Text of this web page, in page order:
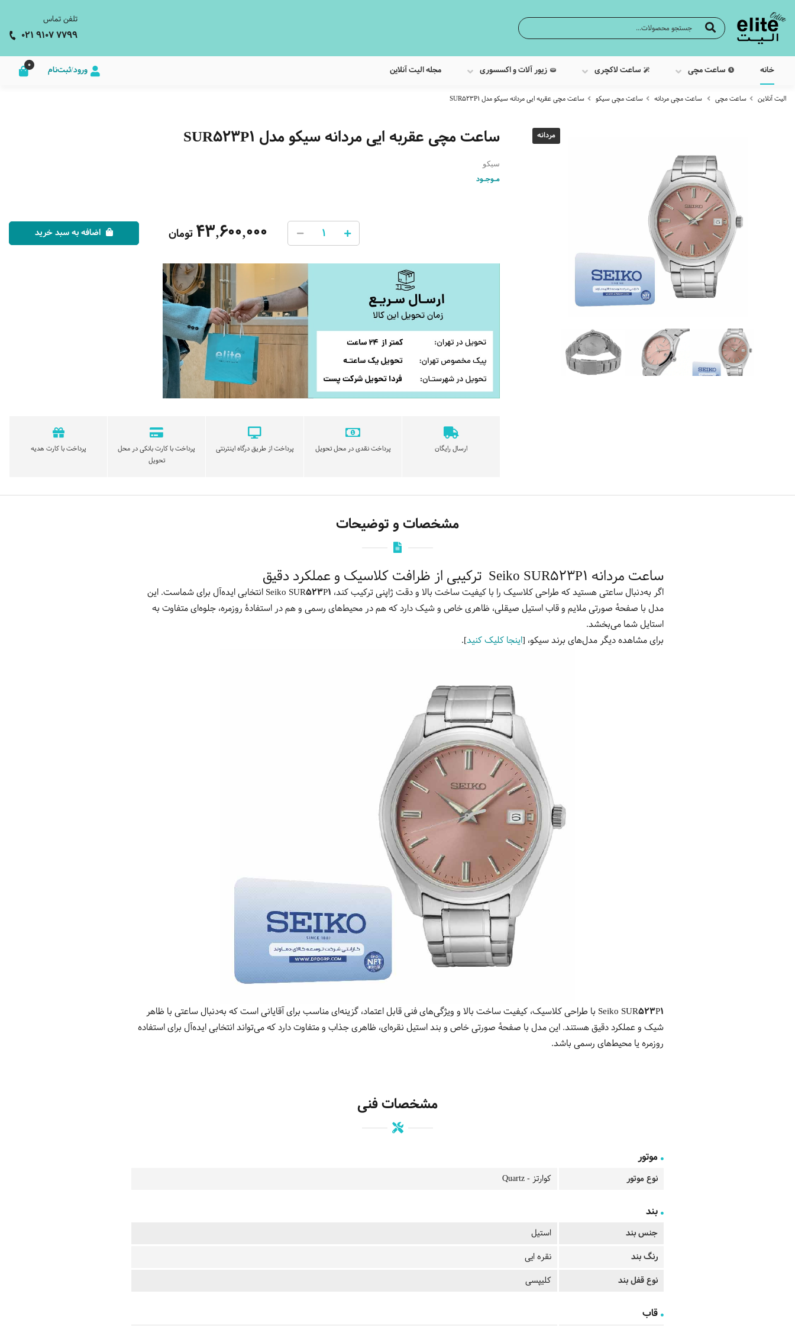
تلفن تماس
021 9107 7799
خانه ساعت مچی ساعت لاکچری زیور آلات و اکسسوری مجله الیت آنلاین ورود/ثبت‌نام 0
الیت آنلاین ساعت مچی ساعت مچی مردانه ساعت مچی سیکو ساعت مچی عقربه ایی مردانه سیکو مدل SUR523P1
مردانه ساعت مچی عقربه ایی مردانه سیکو مدل SUR523P1
سیکو
مـوجـود
43,600,000تومان اضافه به سبد خرید
ارسال رایگان پرداخت نقدی در محل تحویل پرداخت از طریق درگاه اینترنتی
پرداخت با کارت بانکی در محل
تحویل
پرداخت با کارت هدیه
مشخصات و توضیحات
ساعت مردانه Seiko SUR523P1 ‌ ترکیبی از ظرافت کلاسیک و عملکرد دقیق
اگر به‌دنبال ساعتی هستید که طراحی کلاسیک را با کیفیت ساخت بالا و دقت ژاپنی ترکیب کند، Seiko SUR523P1 انتخابی ایده‌آل برای شماست. این
مدل با صفحهٔ صورتی ملایم و قاب استیل صیقلی، ظاهری خاص و شیک دارد که هم در محیط‌های رسمی و هم در استفادهٔ روزمره، جلوه‌ای متفاوت به
استایل شما می‌بخشد.
برای مشاهده دیگر مدل‌های برند سیکو، [اینجا کلیک کنید].
Seiko SUR523P1 با طراحی کلاسیک، کیفیت ساخت بالا و ویژگی‌های فنی قابل اعتماد، گزینه‌ای مناسب برای آقایانی است که به‌دنبال ساعتی با ظاهر
شیک و عملکرد دقیق هستند. این مدل با صفحهٔ صورتی خاص و بند استیل نقره‌ای، ظاهری جذاب و متفاوت دارد که می‌تواند انتخابی ایده‌آل برای استفاده
روزمره یا محیط‌های رسمی باشد.
مشخصات فنی
موتور
نوع موتور کوارتز - Quartz
بند
جنس بند
استیل
رنگ بند
نقره ایی
نوع قفل بند
کلیپسی
قاب